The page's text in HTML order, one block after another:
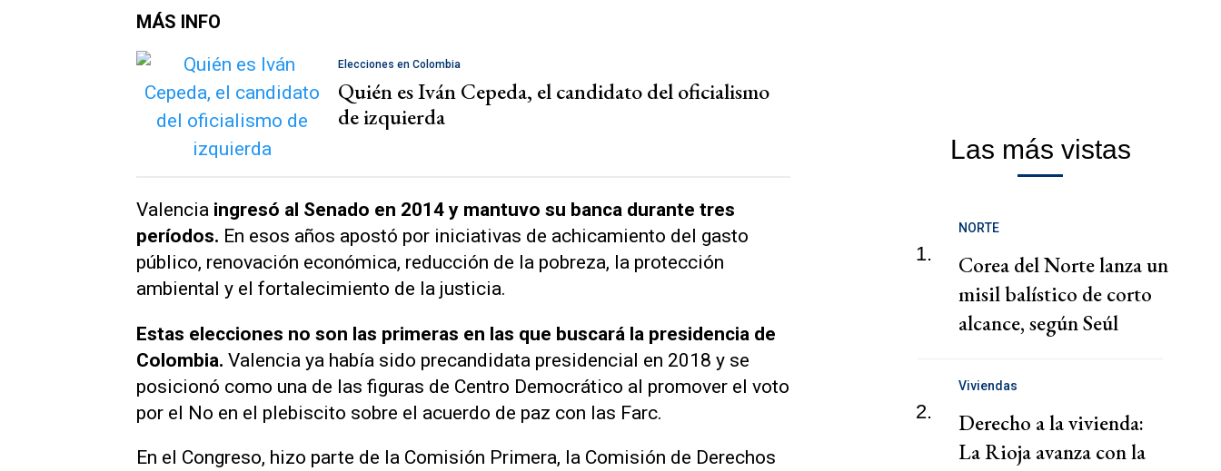
MÁS INFO
Elecciones en Colombia
Quién es Iván Cepeda, el candidato del oficialismo
de izquierda
Valencia ingresó al Senado en 2014 y mantuvo su banca durante tres
períodos. En esos años apostó por iniciativas de achicamiento del gasto
público, renovación económica, reducción de la pobreza, la protección
ambiental y el fortalecimiento de la justicia.
Estas elecciones no son las primeras en las que buscará la presidencia de
Colombia. Valencia ya había sido precandidata presidencial en 2018 y se
posicionó como una de las figuras de Centro Democrático al promover el voto
por el No en el plebiscito sobre el acuerdo de paz con las Farc.
En el Congreso, hizo parte de la Comisión Primera, la Comisión de Derechos
Las más vistas
1.
NORTE
Corea del Norte lanza un
misil balístico de corto
alcance, según Seúl
2.
Viviendas
Derecho a la vivienda:
La Rioja avanza con la